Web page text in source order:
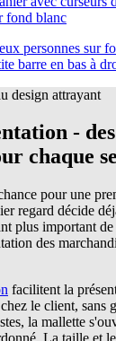
design attrayant
-
chaque
pour une
regard décide
plus important
des
facilitent la
le client, sans
la mallette